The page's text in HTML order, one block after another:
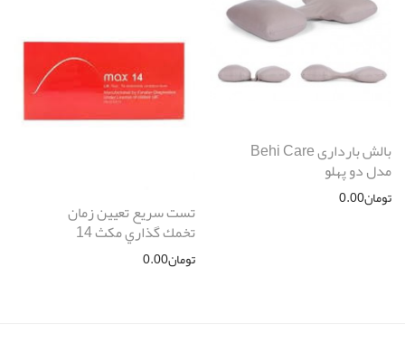
بالش بارداری Behi Care
مدل دو پهلو
تومان0.00
تست سريع تعيين زمان
تخمك گذاري مكث 14
تومان0.00